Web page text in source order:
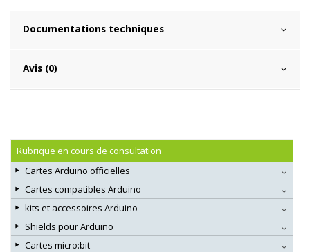
Documentations techniques
Avis (0)
Rubrique en cours de consultation
Cartes Arduino officielles
Cartes compatibles Arduino
kits et accessoires Arduino
Shields pour Arduino
Cartes micro:bit